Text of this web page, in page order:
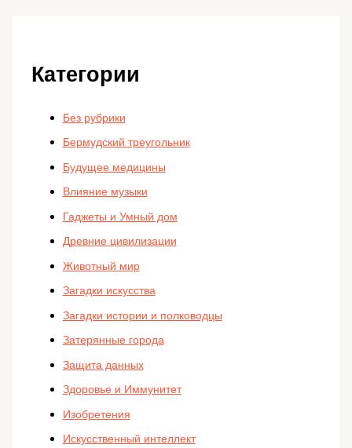
Категории
Без рубрики
Бермудский треугольник
Будущее медицины
Влияние музыки
Гаджеты и Умный дом
Древние цивилизации
Животный мир
Загадки искусства
Загадки истории и полководцы
Затерянные города
Защита данных
Здоровье и Иммунитет
Изобретения
Искусственный интеллект